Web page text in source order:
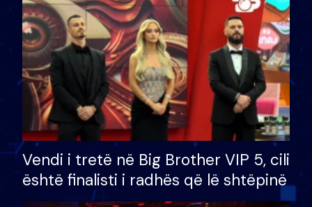
Vendi i tretë në Big Brother VIP 5, cili
është finalisti i radhës që lë shtëpinë